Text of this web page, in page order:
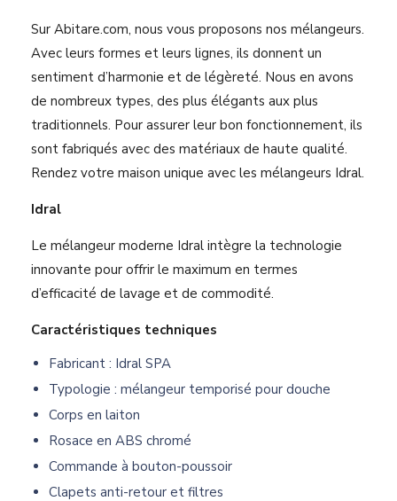
Sur Abitare.com, nous vous proposons nos mélangeurs.
Avec leurs formes et leurs lignes, ils donnent un
sentiment d’harmonie et de légèreté. Nous en avons
de nombreux types, des plus élégants aux plus
traditionnels. Pour assurer leur bon fonctionnement, ils
sont fabriqués avec des matériaux de haute qualité.
Rendez votre maison unique avec les mélangeurs Idral.
Idral
Le mélangeur moderne Idral intègre la technologie
innovante pour offrir le maximum en termes
d’efficacité de lavage et de commodité.
Caractéristiques techniques
Fabricant : Idral SPA
Typologie : mélangeur temporisé pour douche
Corps en laiton
Rosace en ABS chromé
Commande à bouton-poussoir
Clapets anti-retour et filtres